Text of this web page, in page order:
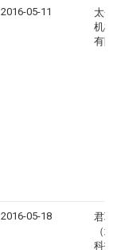
2016-05-11
太仓
机械
有限
2016-05-18
君联
（北
科技